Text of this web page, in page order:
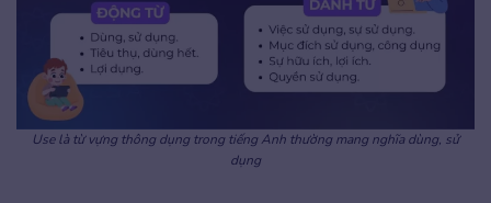
Use là từ vựng thông dụng trong tiếng Anh thường mang nghĩa dùng, sử
dụng